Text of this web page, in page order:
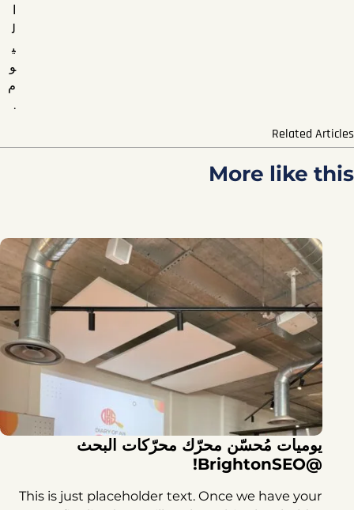
ا
ل
ي
و
م
.
Related Articles
More like this
يوميات مُحسّن محرّك محرّكات البحث
@BrightonSEO!
This is just placeholder text. Once we have your